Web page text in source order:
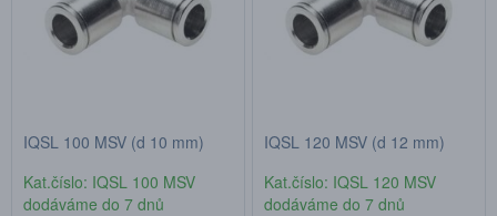
IQSL 100 MSV (d 10 mm)
Kat.číslo: IQSL 100 MSV
dodáváme do 7 dnů
IQSL 120 MSV (d 12 mm)
Kat.číslo: IQSL 120 MSV
dodáváme do 7 dnů